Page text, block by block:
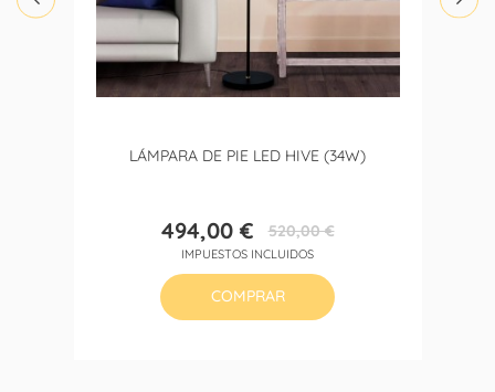
LÁMPARA DE PIE LED HIVE (34W)
Precio
494,00 €Precio
base
520,00 €
IMPUESTOS INCLUIDOS
COMPRAR